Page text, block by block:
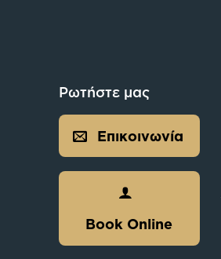
Ρωτήστε μας
Επικοινωνία
Book Online